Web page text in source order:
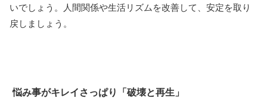
いでしょう。人間関係や生活リズムを改善して、安定を取り
戻しましょう。
悩み事がキレイさっぱり「破壊と再生」